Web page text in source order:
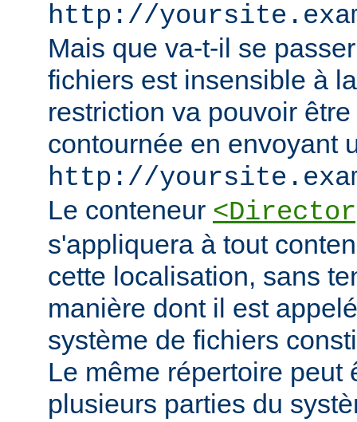
http://
Mais que va-t-il se
fichiers est insensible à
restriction va pouvoir
contournée en envoyant
http://
Le conteneur
s'appliquera à tout
cette localisation, sans
manière dont il est
système de fichiers
Le même répertoire peut
plusieurs parties du